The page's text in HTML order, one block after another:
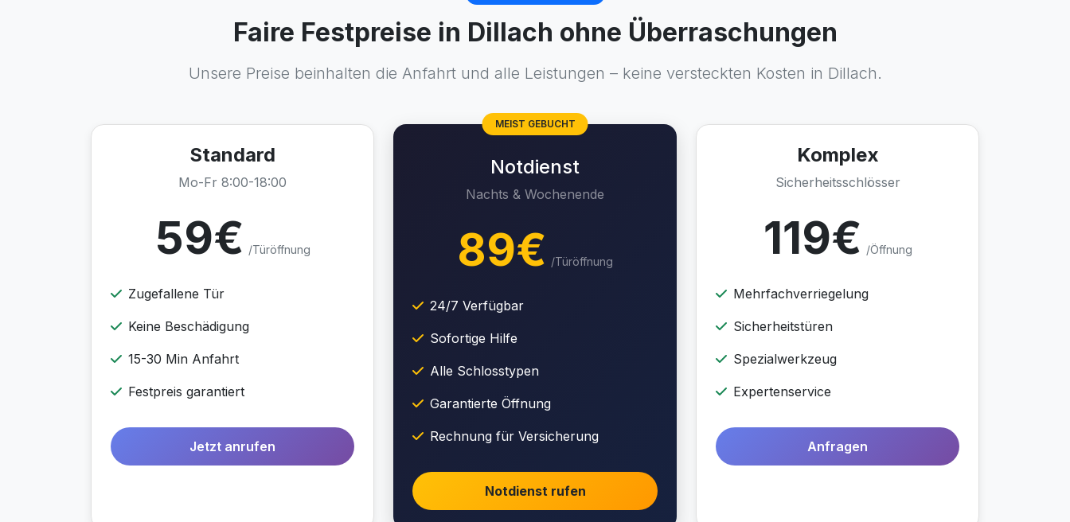
Faire Festpreise in Dillach ohne Überraschungen
Unsere Preise beinhalten die Anfahrt und alle Leistungen – keine versteckten Kosten in Dillach.
Standard
Mo-Fr 8:00-18:00
59€ /Türöffnung
Zugefallene Tür
Keine Beschädigung
15-30 Min Anfahrt
Festpreis garantiert
Jetzt anrufen
MEIST GEBUCHT
Notdienst
Nachts & Wochenende
89€ /Türöffnung
24/7 Verfügbar
Sofortige Hilfe
Alle Schlosstypen
Garantierte Öffnung
Rechnung für Versicherung
Notdienst rufen
Komplex
Sicherheitsschlösser
119€ /Öffnung
Mehrfachverriegelung
Sicherheitstüren
Spezialwerkzeug
Expertenservice
Anfragen